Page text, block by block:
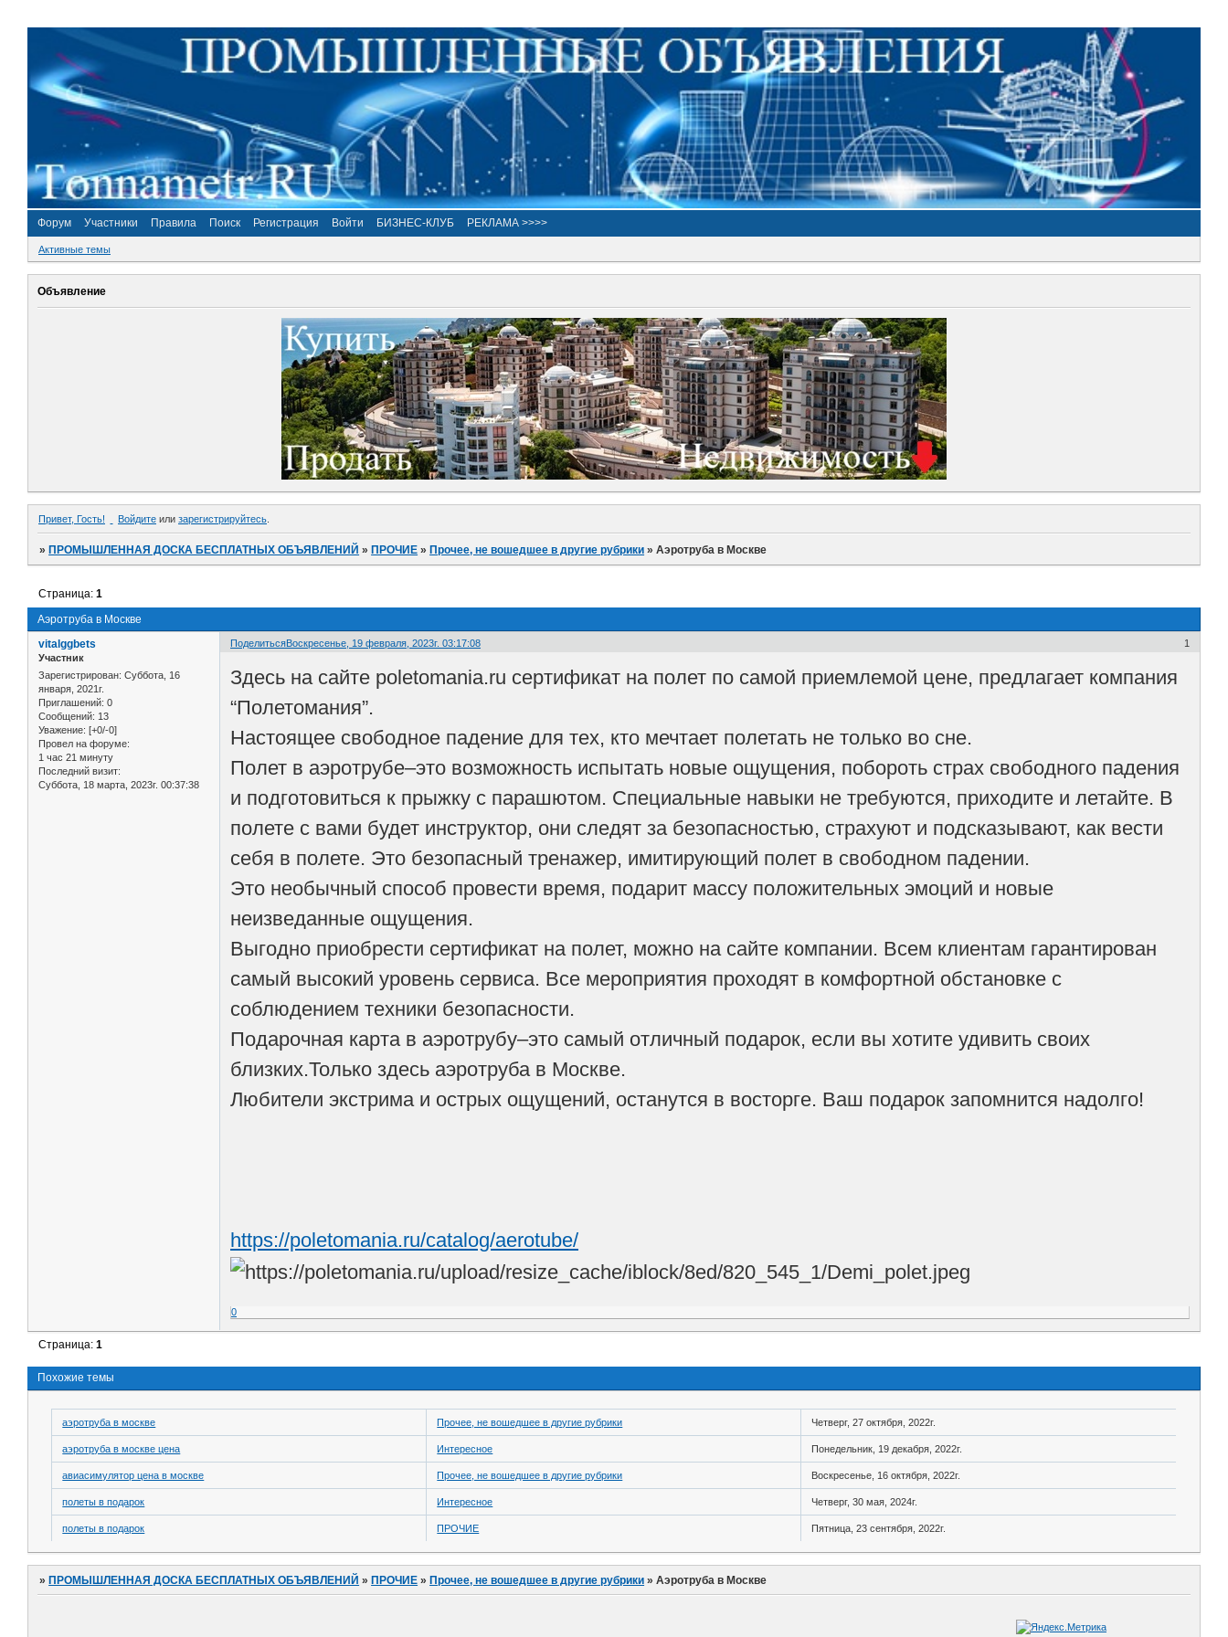
Форум Участники Правила Поиск Регистрация Войти БИЗНЕС-КЛУБ РЕКЛАМА >>>>
Активные темы
Объявление
Привет, Гость! Войдите или зарегистрируйтесь
»ПРОМЫШЛЕННАЯ ДОСКА БЕСПЛАТНЫХ ОБЪЯВЛЕНИЙ »ПРОЧИЕ »Прочее, не вошедшее в другие рубрики »Аэротруба в Москве
Аэротруба в Москве
Страница:1
Поделиться 1
Воскресенье, 19 февраля, 2023г. 03:17:08
vitalggbets
Участник
Зарегистрирован: Суббота, 16
января, 2021г.
Приглашений: 0
Сообщений: 13
Уважение: [+0/-0]
Провел на форуме:
1 час 21 минуту
Последний визит:
Суббота, 18 марта, 2023г. 00:37:38
Здесь на сайте poletomania.ru сертификат на полет по самой приемлемой цене, предлагает компания
“Полетомания”.
Настоящее свободное падение для тех, кто мечтает полетать не только во сне.
Полет в аэротрубе–это возможность испытать новые ощущения, побороть страх свободного падения
и подготовиться к прыжку с парашютом. Специальные навыки не требуются, приходите и летайте. В
полете с вами будет инструктор, они следят за безопасностью, страхуют и подсказывают, как вести
себя в полете. Это безопасный тренажер, имитирующий полет в свободном падении.
Это необычный способ провести время, подарит массу положительных эмоций и новые
неизведанные ощущения.
Выгодно приобрести сертификат на полет, можно на сайте компании. Всем клиентам гарантирован
самый высокий уровень сервиса. Все мероприятия проходят в комфортной обстановке с
соблюдением техники безопасности.
Подарочная карта в аэротрубу–это самый отличный подарок, если вы хотите удивить своих
близких.Только здесь аэротруба в Москве.
Любители экстрима и острых ощущений, останутся в восторге. Ваш подарок запомнится надолго!
https://poletomania.ru/catalog/aerotube/
0
Страница:1
Похожие темы
аэротруба в москве Прочее, не вошедшее в другие рубрики Четверг, 27 октября, 2022г.
аэротруба в москве цена Интересное Понедельник, 19 декабря, 2022г.
авиасимулятор цена в москве Прочее, не вошедшее в другие рубрики Воскресенье, 16 октября, 2022г.
полеты в подарок Интересное Четверг, 30 мая, 2024г.
полеты в подарок ПРОЧИЕ Пятница, 23 сентября, 2022г.
» ПРОМЫШЛЕННАЯ ДОСКА БЕСПЛАТНЫХ ОБЪЯВЛЕНИЙ » ПРОЧИЕ » Прочее, не вошедшее в другие рубрики »Аэротруба в Москве